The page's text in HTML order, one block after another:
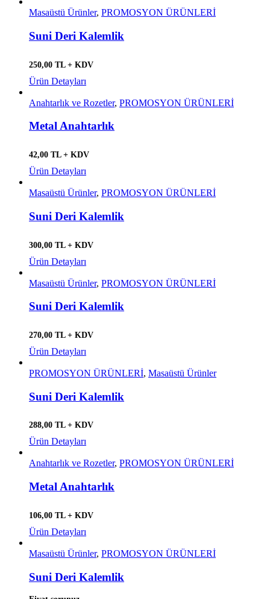
Masaüstü Ürünler, PROMOSYON ÜRÜNLERİ
Suni Deri Kalemlik
250,00 TL + KDV
Ürün Detayları
Anahtarlık ve Rozetler, PROMOSYON ÜRÜNLERİ
Metal Anahtarlık
42,00 TL + KDV
Ürün Detayları
Masaüstü Ürünler, PROMOSYON ÜRÜNLERİ
Suni Deri Kalemlik
300,00 TL + KDV
Ürün Detayları
Masaüstü Ürünler, PROMOSYON ÜRÜNLERİ
Suni Deri Kalemlik
270,00 TL + KDV
Ürün Detayları
PROMOSYON ÜRÜNLERİ, Masaüstü Ürünler
Suni Deri Kalemlik
288,00 TL + KDV
Ürün Detayları
Anahtarlık ve Rozetler, PROMOSYON ÜRÜNLERİ
Metal Anahtarlık
106,00 TL + KDV
Ürün Detayları
Masaüstü Ürünler, PROMOSYON ÜRÜNLERİ
Suni Deri Kalemlik